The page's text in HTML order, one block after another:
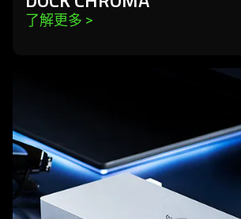
了解更多 >
razer
thunderbolt
4
dock